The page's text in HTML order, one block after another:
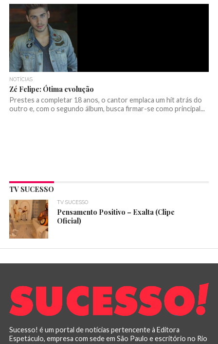
NOTÍCIAS
Zé Felipe: Ótima evolução
Prestes a completar 18 anos, o cantor emplaca um hit atrás do
outro e, com o segundo álbum, busca firmar-se como principal...
TV SUCESSO
TV SUCESSO
Pensamento Positivo – Exalta (Clipe
Oficial)
Sucesso! é um portal de notícias pertencente à Editora
Espetáculo, empresa com sede em São Paulo e escritório no Rio